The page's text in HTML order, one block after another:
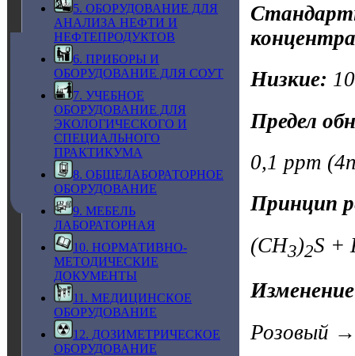
5. ОБОРУДОВАНИЕ ДЛЯ
АНАЛИЗА НЕФТИ И
НЕФТЕПРОДУКТОВ
6. ПРИБОРЫ И
ОБОРУДОВАНИЕ ДЛЯ СОУТ
7. УЧЕБНОЕ
ОБОРУДОВАНИЕ ДЛЯ
ЭКОЛОГИЧЕСКОГО И
СПЕЦИАЛЬНОГО
ПРАКТИКУМА
8. ОБЩЕЛАБОРАТОРНОЕ
ОБОРУДОВАНИЕ
9. МЕБЕЛЬ
ЛАБОРАТОРНАЯ
10. НОРМАТИВНО-
МЕТОДИЧЕСКИЕ
ДОКУМЕНТЫ
11. МЕДИЦИНСКОЕ
ОБОРУДОВАНИЕ
12. ДОЗИМЕТРИЧЕСКОЕ
ОБОРУДОВАНИЕ
Низкие:
Предел
0,1 ppm
Принцип
(CH3)2S +
Розовый